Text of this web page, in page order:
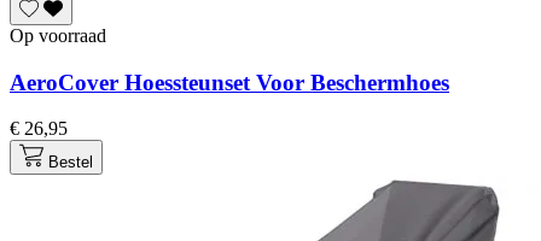
Op voorraad
AeroCover Hoessteunset Voor Beschermhoes
€ 26,95
Bestel